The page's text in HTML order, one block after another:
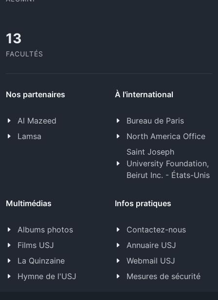
13
FACULTÉS
Nos partenaires
Al Mazeed
Lamsa
À l'international
Bureau de Paris
North America Office
Saint Joseph
University Foundation,
Beirut Inc. - États-Unis
Multimédias
Albums photos
Films USJ
La Quinzaine
Hymne de l'USJ
Infos pratiques
Contactez-nous
Annuaire USJ
Webmail USJ
Mesures de sécurité